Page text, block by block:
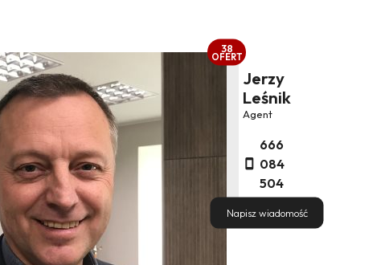
Jerzy
Leśnik
Agent
666
084
504
Napisz wiadomość
38
OFERT